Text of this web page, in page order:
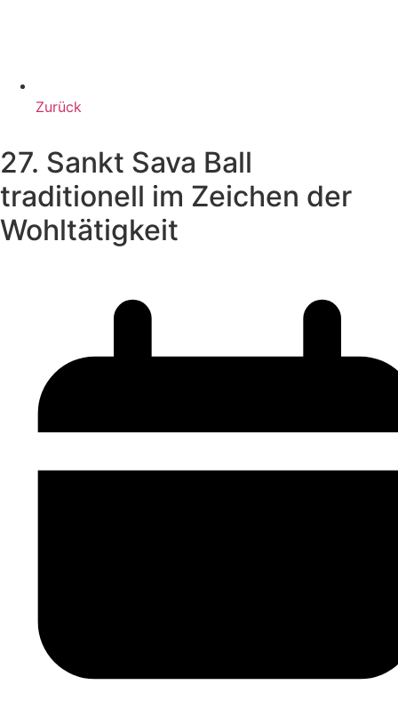
Zurück
27. Sankt Sava Ball
traditionell im Zeichen der
Wohltätigkeit